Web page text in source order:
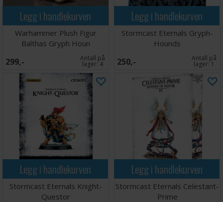
Legg i handlekurven
Warhammer Plush Figur
Balthas Gryph Houn
299,- Antall på
lager:4
Legg i handlekurven
Stormcast Eternals Gryph-
Hounds
250,- Antall på
lager:1
Legg i handlekurven
Stormcast Eternals Knight-
Questor
Legg i handlekurven
Stormcast Eternals Celestant-
Prime